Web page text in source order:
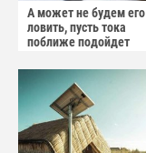
А может не будем его
ловить, пусть тока
поближе подойдет